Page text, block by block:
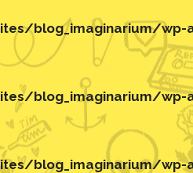
blog_imaginarium/wp-
blog_imaginarium/wp-
blog_imaginarium/wp-